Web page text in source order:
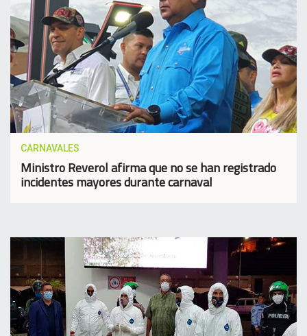
CARNAVALES
Ministro Reverol afirma que no se han registrado
incidentes mayores durante carnaval